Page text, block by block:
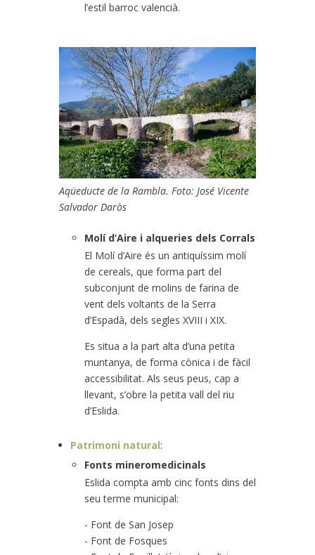
l’estil barroc valencià.
Aqüeducte de la Rambla. Foto: José Vicente
Salvador Daròs
Molí d’Aire i alqueries dels Corrals
El Molí d’Aire és un antiquíssim molí
de cereals, que forma part del
subconjunt de molins de farina de
vent dels voltants de la Serra
d’Espadà, dels segles XVIII i XIX.
Es situa a la part alta d’una petita
muntanya, de forma cònica i de fàcil
accessibilitat. Als seus peus, cap a
llevant, s’obre la petita vall del riu
d’Eslida.
Patrimoni natural:
Fonts mineromedicinals
Eslida compta amb cinc fonts dins del
seu terme municipal:
- Font de San Josep
- Font de Fosques